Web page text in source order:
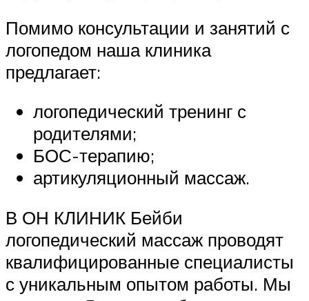
Помимо консультации и занятий с
логопедом наша клиника
предлагает:
логопедический тренинг с
родителями;
БОС-терапию;
артикуляционный массаж.
В ОН КЛИНИК Бейби
логопедический массаж проводят
квалифицированные специалисты
с уникальным опытом работы. Мы